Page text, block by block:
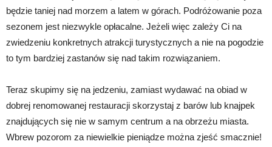
będzie taniej nad morzem a latem w górach. Podróżowanie poza
sezonem jest niezwykle opłacalne. Jeżeli więc zależy Ci na
zwiedzeniu konkretnych atrakcji turystycznych a nie na pogodzie
to tym bardziej zastanów się nad takim rozwiązaniem.
Teraz skupimy się na jedzeniu, zamiast wydawać na obiad w
dobrej renomowanej restauracji skorzystaj z barów lub knajpek
znajdujących się nie w samym centrum a na obrzeżu miasta.
Wbrew pozorom za niewielkie pieniądze można zjeść smacznie!